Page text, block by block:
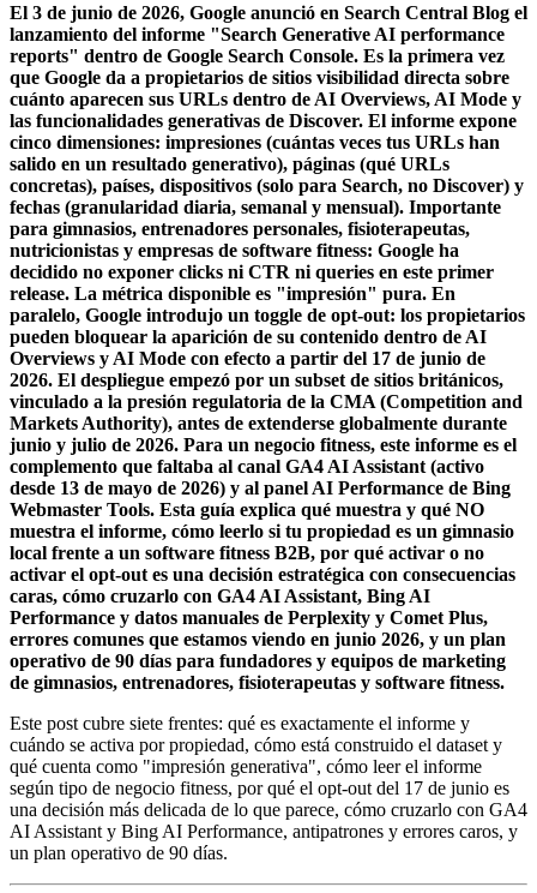
El 3 de junio de 2026, Google anunció en Search Central Blog el
lanzamiento del informe "Search Generative AI performance
reports" dentro de Google Search Console. Es la primera vez
que Google da a propietarios de sitios visibilidad directa sobre
cuánto aparecen sus URLs dentro de AI Overviews, AI Mode y
las funcionalidades generativas de Discover. El informe expone
cinco dimensiones: impresiones (cuántas veces tus URLs han
salido en un resultado generativo), páginas (qué URLs
concretas), países, dispositivos (solo para Search, no Discover) y
fechas (granularidad diaria, semanal y mensual). Importante
para gimnasios, entrenadores personales, fisioterapeutas,
nutricionistas y empresas de software fitness: Google ha
decidido no exponer clicks ni CTR ni queries en este primer
release. La métrica disponible es "impresión" pura. En
paralelo, Google introdujo un toggle de opt-out: los propietarios
pueden bloquear la aparición de su contenido dentro de AI
Overviews y AI Mode con efecto a partir del 17 de junio de
2026. El despliegue empezó por un subset de sitios británicos,
vinculado a la presión regulatoria de la CMA (Competition and
Markets Authority), antes de extenderse globalmente durante
junio y julio de 2026. Para un negocio fitness, este informe es el
complemento que faltaba al canal GA4 AI Assistant (activo
desde 13 de mayo de 2026) y al panel AI Performance de Bing
Webmaster Tools. Esta guía explica qué muestra y qué NO
muestra el informe, cómo leerlo si tu propiedad es un gimnasio
local frente a un software fitness B2B, por qué activar o no
activar el opt-out es una decisión estratégica con consecuencias
caras, cómo cruzarlo con GA4 AI Assistant, Bing AI
Performance y datos manuales de Perplexity y Comet Plus,
errores comunes que estamos viendo en junio 2026, y un plan
operativo de 90 días para fundadores y equipos de marketing
de gimnasios, entrenadores, fisioterapeutas y software fitness.
Este post cubre siete frentes: qué es exactamente el informe y
cuándo se activa por propiedad, cómo está construido el dataset y
qué cuenta como "impresión generativa", cómo leer el informe
según tipo de negocio fitness, por qué el opt-out del 17 de junio es
una decisión más delicada de lo que parece, cómo cruzarlo con GA4
AI Assistant y Bing AI Performance, antipatrones y errores caros, y
un plan operativo de 90 días.